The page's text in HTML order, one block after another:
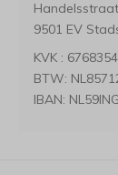
9501 EV
KVK :
BTW:
IBAN: